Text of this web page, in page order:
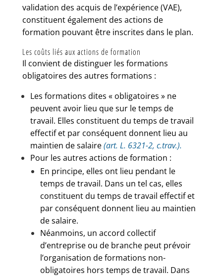
validation des acquis de l’expérience (VAE),
constituent également des actions de
formation pouvant être inscrites dans le plan.
Les coûts liés aux actions de formation
Il convient de distinguer les formations
obligatoires des autres formations :
Les formations dites « obligatoires » ne
peuvent avoir lieu que sur le temps de
travail. Elles constituent du temps de travail
effectif et par conséquent donnent lieu au
maintien de salaire(art. L. 6321-2, c.trav.).
Pour les autres actions de formation :
En principe, elles ont lieu pendant le
temps de travail. Dans un tel cas, elles
constituent du temps de travail effectif et
par conséquent donnent lieu au maintien
de salaire.
Néanmoins, un accord collectif
d’entreprise ou de branche peut prévoir
l’organisation de formations non-
obligatoires hors temps de travail. Dans